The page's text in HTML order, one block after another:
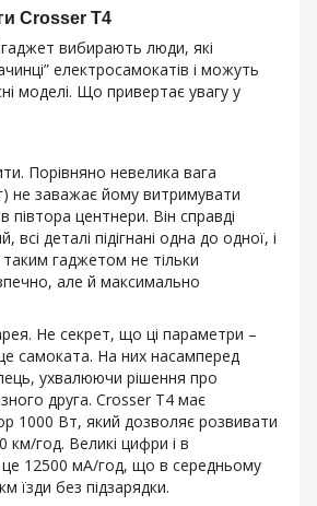
Crosser T4
вибирають люди, які
електросамокатів і можуть
моделі. Що привертає увагу у
Порівняно невелика вага
не заважає йому витримувати
півтора центнери. Він справді
всі деталі підігнані одна до одної, і
гаджетом не тільки
але й максимально
Не секрет, що ці параметри –
самоката. На них насамперед
ухвалюючи рішення про
друга. Crosser T4 має
1000 Вт, який дозволяє розвивати
км/год. Великі цифри і в
12500 мА/год, що в середньому
їзди без підзарядки.